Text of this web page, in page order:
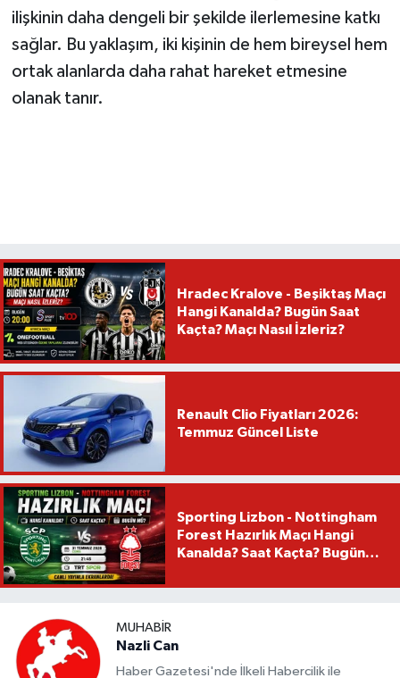
ilişkinin daha dengeli bir şekilde ilerlemesine katkı
sağlar. Bu yaklaşım, iki kişinin de hem bireysel hem
ortak alanlarda daha rahat hareket etmesine
olanak tanır.
Hradec Kralove - Beşiktaş Maçı
Hangi Kanalda? Bugün Saat
Kaçta? Maçı Nasıl İzleriz?
Renault Clio Fiyatları 2026:
Temmuz Güncel Liste
Sporting Lizbon - Nottingham
Forest Hazırlık Maçı Hangi
Kanalda? Saat Kaçta? Bugün
MUHABIR
Nazli Can
Haber Gazetesi'nde İlkeli Habercilik ile